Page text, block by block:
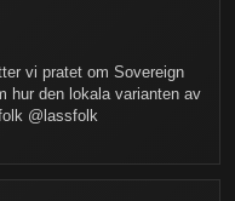
vi pratet om Sovereign
hur den lokala varianten av
@lassfolk